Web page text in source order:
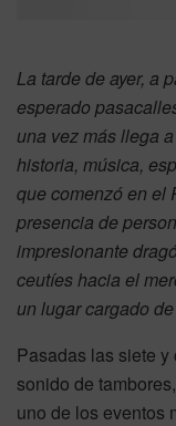
La tarde de ayer, a
esperado
una vez más llega
historia, música,
que comenzó en el
presencia de
impresionante
ceutíes hacia el
un lugar cargado
Pasadas las siete
sonido de
uno de los eventos